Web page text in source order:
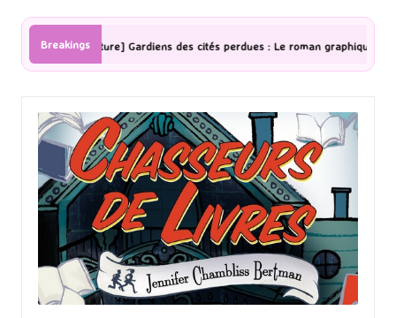
Breakings
[Lecture] Gardiens des cités perdues : Le roman graphique Tome 1 Partie 2